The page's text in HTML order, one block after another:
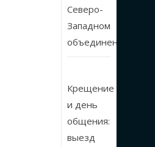
Северо-
Западном
объединении
Крещение
и день
общения:
выезд